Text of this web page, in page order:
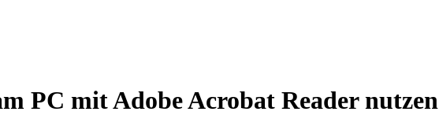
PC mit Adobe Acrobat Reader nutzen